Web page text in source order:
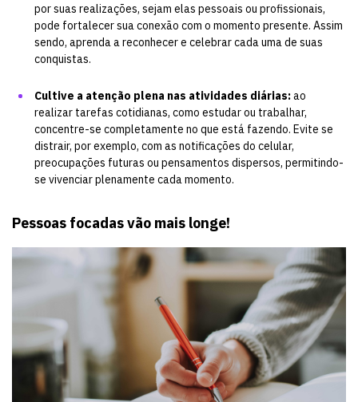
por suas realizações, sejam elas pessoais ou profissionais,
pode fortalecer sua conexão com o momento presente. Assim
sendo, aprenda a reconhecer e celebrar cada uma de suas
conquistas.
Cultive a atenção plena nas atividades diárias:ao
realizar tarefas cotidianas, como estudar ou trabalhar,
concentre-se completamente no que está fazendo. Evite se
distrair, por exemplo, com as notificações do celular,
preocupações futuras ou pensamentos dispersos, permitindo-
se vivenciar plenamente cada momento.
Pessoas focadas vão mais longe!